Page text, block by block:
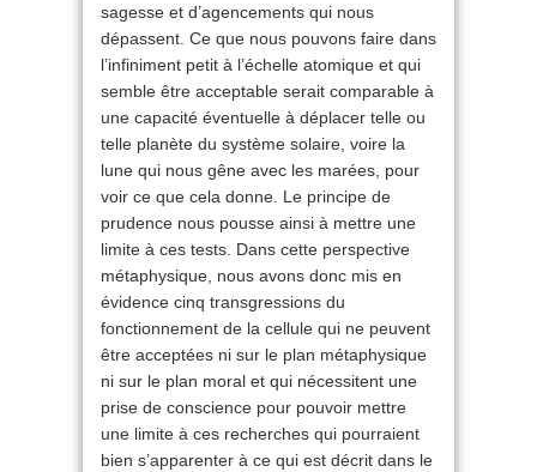
sagesse et d’agencements qui nous
dépassent. Ce que nous pouvons faire dans
l’infiniment petit à l’échelle atomique et qui
semble être acceptable serait comparable à
une capacité éventuelle à déplacer telle ou
telle planète du système solaire, voire la
lune qui nous gêne avec les marées, pour
voir ce que cela donne. Le principe de
prudence nous pousse ainsi à mettre une
limite à ces tests. Dans cette perspective
métaphysique, nous avons donc mis en
évidence cinq transgressions du
fonctionnement de la cellule qui ne peuvent
être acceptées ni sur le plan métaphysique
ni sur le plan moral et qui nécessitent une
prise de conscience pour pouvoir mettre
une limite à ces recherches qui pourraient
bien s’apparenter à ce qui est décrit dans le